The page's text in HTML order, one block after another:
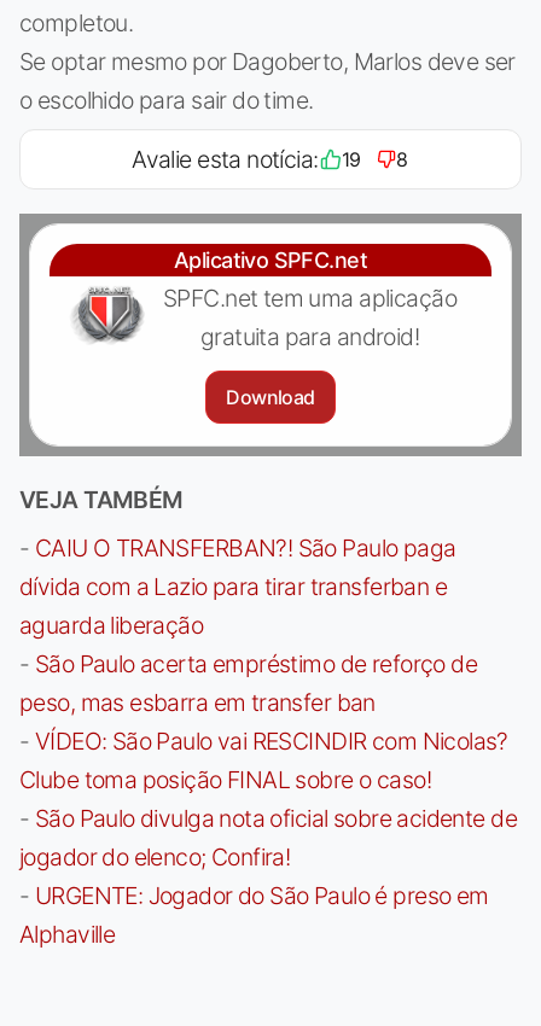
completou.
Se optar mesmo por Dagoberto, Marlos deve ser
o escolhido para sair do time.
Avalie esta notícia: 19 8
Aplicativo SPFC.net
SPFC.net tem uma aplicação
gratuita para android!
Download
VEJA TAMBÉM
- CAIU O TRANSFERBAN?! São Paulo paga
dívida com a Lazio para tirar transferban e
aguarda liberação
- São Paulo acerta empréstimo de reforço de
peso, mas esbarra em transfer ban
- VÍDEO: São Paulo vai RESCINDIR com Nicolas?
Clube toma posição FINAL sobre o caso!
- São Paulo divulga nota oficial sobre acidente de
jogador do elenco; Confira!
- URGENTE: Jogador do São Paulo é preso em
Alphaville